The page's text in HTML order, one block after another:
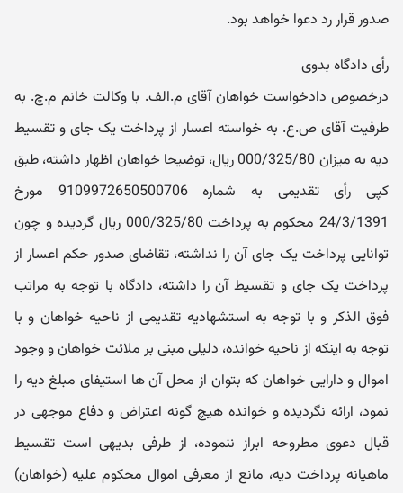
صدور قرار رد دعوا خواهد بود.
رأی دادگاه بدوی
درخصوص دادخواست خواهان آقای م.الف. با وکالت خانم م.چ. به
طرفیت آقای ص.ع. به خواسته اعسار از پرداخت یک جای و تقسیط
دیه به میزان 000/325/80 ریال، توضیحا خواهان اظهار داشته، طبق
کپی رأی تقدیمی به شماره 9109972650500706 مورخ
24/3/1391 محکوم به پرداخت 000/325/80 ریال گردیده و چون
توانایی پرداخت یک جای آن را نداشته، تقاضای صدور حکم اعسار از
پرداخت یک جای و تقسیط آن را داشته، دادگاه با توجه به مراتب
فوق الذکر و با توجه به استشهادیه تقدیمی از ناحیه خواهان و با
توجه به اینکه از ناحیه خوانده، دلیلی مبنی بر ملائت خواهان و وجود
اموال و دارایی خواهان که بتوان از محل آن ها استیفای مبلغ دیه را
نمود، ارائه نگردیده و خوانده هیچ گونه اعتراض و دفاع موجهی در
قبال دعوی مطروحه ابراز ننموده، از طرفی بدیهی است تقسیط
ماهیانه پرداخت دیه، مانع از معرفی اموال محکوم علیه (خواهان)